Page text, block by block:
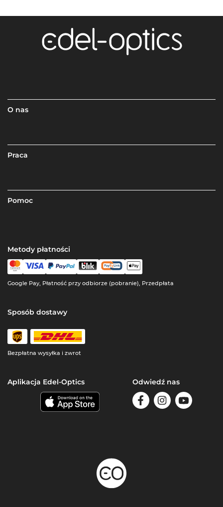
O nas
Praca
Pomoc
Metody płatności
Google Pay, Płatność przy odbiorze (pobranie), Przedpłata
Sposób dostawy
Bezpłatna wysyłka i zwrot
Aplikacja Edel-Optics Odwiedź nas